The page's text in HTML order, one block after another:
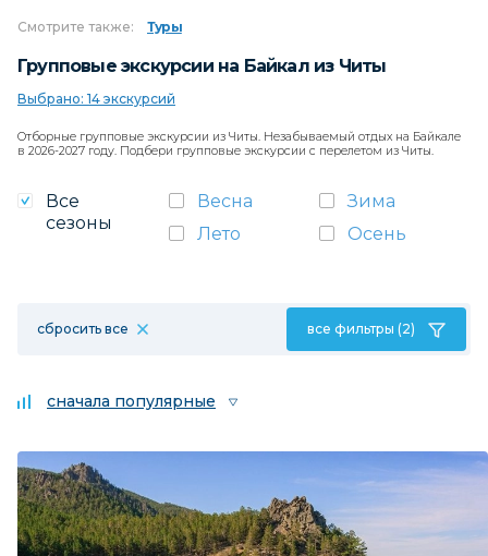
Смотрите также: Туры
Групповые экскурсии на Байкал из Читы
Выбрано: 14 экскурсий
Отборные групповые экскурсии из Читы. Незабываемый отдых на Байкале
в 2026-2027 году. Подбери групповые экскурсии с перелетом из Читы.
Все
сезоны
Весна
Зима
Лето
Осень
сбросить все все фильтры (2)
сначала популярные